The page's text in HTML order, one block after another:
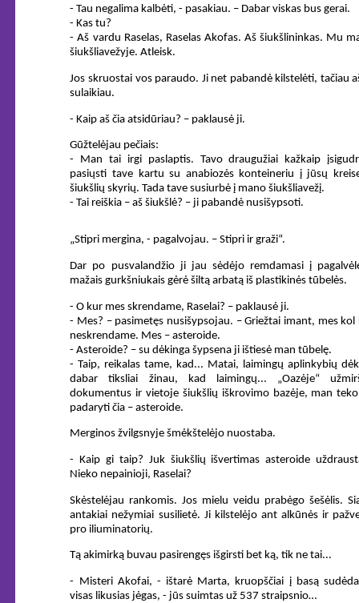
- Tau negalima kalbėti, - pasakiau. – Dabar viskas bus gerai.
- Kas tu?
- Aš vardu Raselas, Raselas Akofas. Aš šiukšlininkas. Mu
šiukšliavežyje. Atleisk.
Jos skruostai vos paraudo. Ji net pabandė kilstelėti, tačiau
sulaikiau.
- Kaip aš čia atsidūriau? – paklausė ji.
Gūžtelėjau pečiais:
- Man tai irgi paslaptis. Tavo draugužiai kažkaip
pasiųsti tave kartu su anabiozės konteineriu į jūsų
šiukšlių skyrių. Tada tave susiurbė į mano šiukšliavežį.
- Tai reiškia – aš šiukšlė? – ji pabandė nusišypsoti.
„Stipri mergina, - pagalvojau. – Stipri ir graži“.
Dar po pusvalandžio ji jau sėdėjo remdamasi į
mažais gurkšniukais gėrė šiltą arbatą iš plastikinės tūbelės.
- O kur mes skrendame, Raselai? – paklausė ji.
- Mes? – pasimetęs nusišypsojau. – Griežtai imant, mes kol
neskrendame. Mes – asteroide.
- Asteroide? – su dėkinga šypsena ji ištiesė man tūbelę.
- Taip, reikalas tame, kad... Matai, laimingų aplinkybių
dabar tiksliai žinau, kad laimingų... „Oazėje“
dokumentus ir vietoje šiukšlių iškrovimo bazėje, man
padaryti čia – asteroide.
Merginos žvilgsnyje šmėkštelėjo nuostaba.
- Kaip gi taip? Juk šiukšlių išvertimas asteroide
Nieko nepainioji, Raselai?
Skėstelėjau rankomis. Jos mielu veidu prabėgo šešėlis.
antakiai nežymiai susilietė. Ji kilstelėjo ant alkūnės ir
pro iliuminatorių.
Tą akimirką buvau pasirengęs išgirsti bet ką, tik ne tai...
- Misteri Akofai, - ištarė Marta, kruopščiai į basą
visas likusias jėgas, - jūs suimtas už 537 straipsnio…